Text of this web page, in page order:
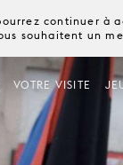
continuer
souhaitent un
VOTRE VISITE